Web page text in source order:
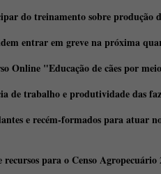
do treinamento sobre produção
entrar em greve na próxima
Online "Educação de cães por
de trabalho e produtividade das
e recém-formados para atuar
recursos para o Censo Agropecuário